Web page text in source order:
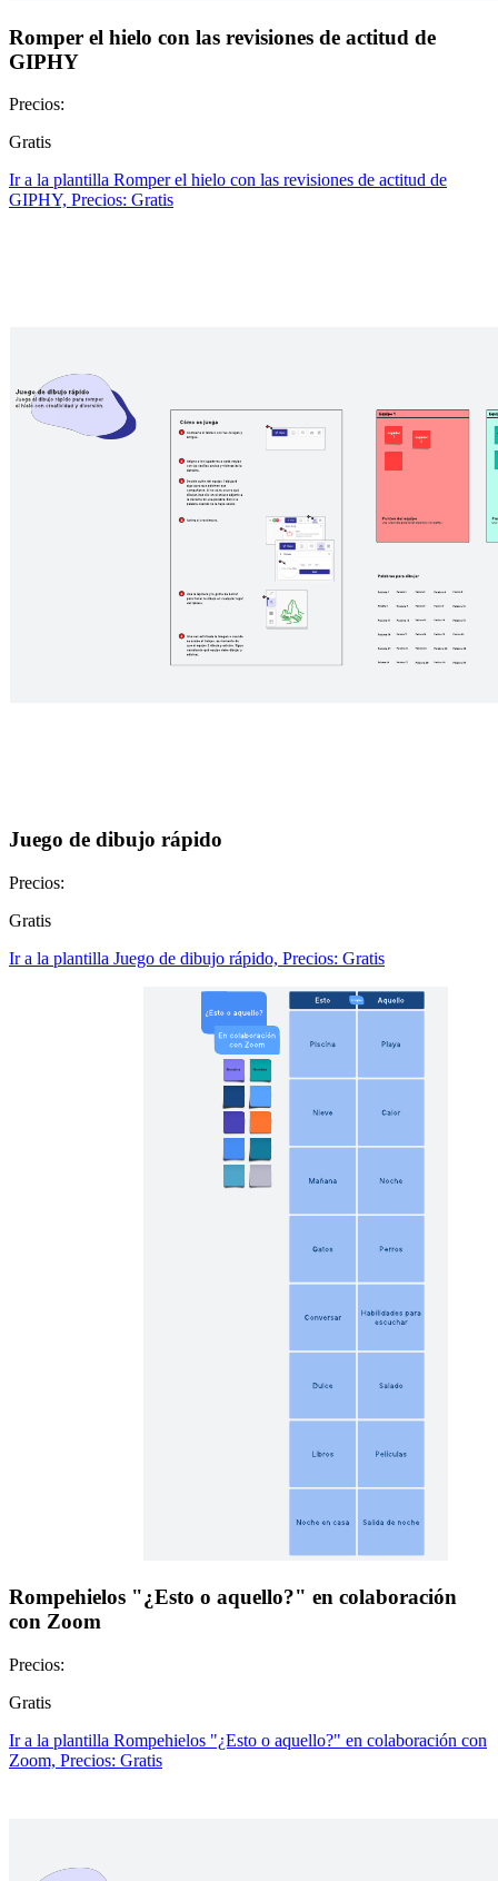
Romper el hielo con las revisiones de actitud de
GIPHY
Precios:
Gratis
Ir a la plantilla Romper el hielo con las revisiones de actitud de
GIPHY, Precios: Gratis
Juego de dibujo rápido
Precios:
Gratis
Ir a la plantilla Juego de dibujo rápido, Precios: Gratis
Rompehielos "¿Esto o aquello?" en colaboración
con Zoom
Precios:
Gratis
Ir a la plantilla Rompehielos "¿Esto o aquello?" en colaboración con
Zoom, Precios: Gratis